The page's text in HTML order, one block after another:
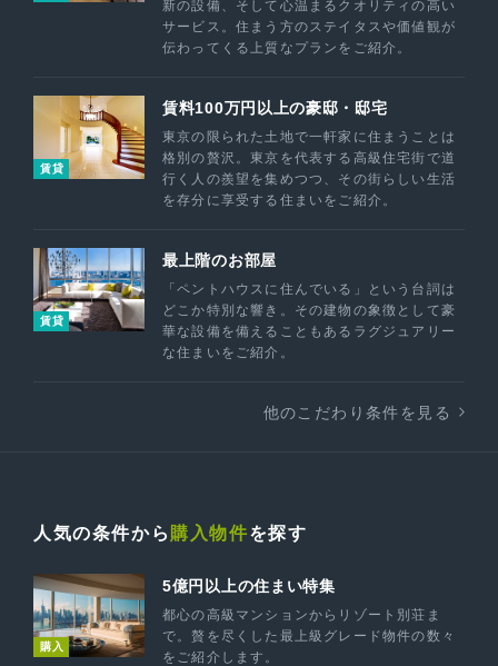
新の設備、そして心温まるクオリティの高い
サービス。住まう方のステイタスや価値観が
伝わってくる上質なプランをご紹介。
賃貸
賃料100万円以上の豪邸・邸宅
東京の限られた土地で一軒家に住まうことは
格別の贅沢。東京を代表する高級住宅街で道
行く人の羨望を集めつつ、その街らしい生活
を存分に享受する住まいをご紹介。
賃貸
最上階のお部屋
「ペントハウスに住んでいる」という台詞は
どこか特別な響き。その建物の象徴として豪
華な設備を備えることもあるラグジュアリー
な住まいをご紹介。
他のこだわり条件を見る
人気の条件から 購入物件を探す
購入
5億円以上の住まい特集
都心の高級マンションからリゾート別荘ま
で。贅を尽くした最上級グレード物件の数々
をご紹介します。